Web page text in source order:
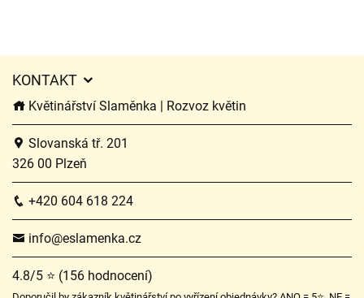
KONTAKT
Květinářství Slaměnka | Rozvoz květin
Slovanská tř. 201
326 00 Plzeň
+420 604 618 224
info@eslamenka.cz
4.8/5 ⭐ (156 hodnocení)